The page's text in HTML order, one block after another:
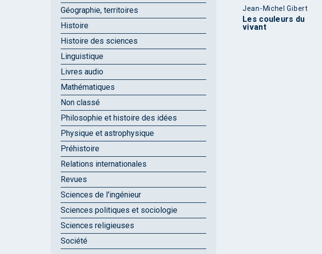
Jean-Michel Gibert
Les couleurs du
vivant
Géographie, territoires
Histoire
Histoire des sciences
Linguistique
Livres audio
Mathématiques
Non classé
Philosophie et histoire des idées
Physique et astrophysique
Préhistoire
Relations internationales
Revues
Sciences de l'ingénieur
Sciences politiques et sociologie
Sciences religieuses
Société